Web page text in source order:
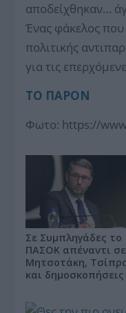
αποδείχθηκαν…
Ένας φάκελος
πολιτικής
για τις
ΤΟ ΠΑΡΟΝ
Φωτο: https://
Σε Συμπληγάδες το
ΠΑΣΟΚ απέναντι σε
Μητσοτάκη,
και δημοσκοπήσεις